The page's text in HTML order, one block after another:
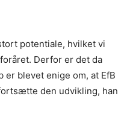
potentiale, hvilket vi
Derfor er det da
blevet enige om, at EfB
den udvikling, han